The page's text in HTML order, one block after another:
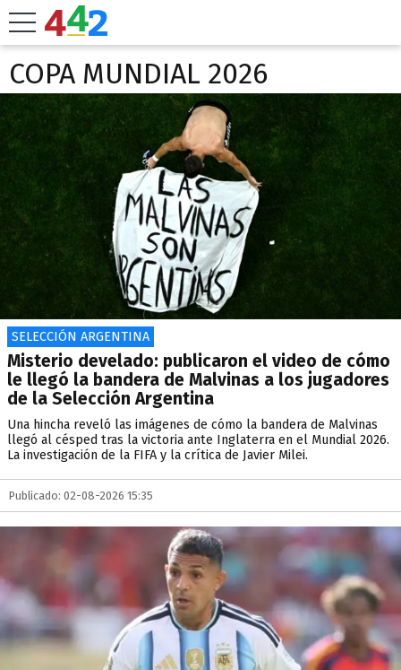
COPA MUNDIAL 2026
SELECCIÓN ARGENTINA
Misterio develado: publicaron el video de cómo
le llegó la bandera de Malvinas a los jugadores
de la Selección Argentina
Una hincha reveló las imágenes de cómo la bandera de Malvinas
llegó al césped tras la victoria ante Inglaterra en el Mundial 2026.
La investigación de la FIFA y la crítica de Javier Milei.
Publicado: 02-08-2026 15:35